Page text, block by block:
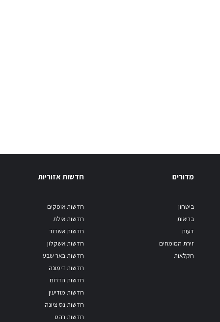
מדורים
ביטחון
בריאות
דעות
זירת המומחים
חקלאות
חדשות אזוריות
חדשות אופקים
חדשות אילת
חדשות אשדוד
חדשות אשקלון
חדשות באר שבע
חדשות דימונה
חדשות הדרום
חדשות מודיעין
חדשות נס ציונה
חדשות רהט